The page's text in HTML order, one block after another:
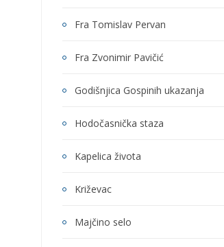
Fra Tomislav Pervan
Fra Zvonimir Pavičić
Godišnjica Gospinih ukazanja
Hodočasnička staza
Kapelica života
Križevac
Majčino selo